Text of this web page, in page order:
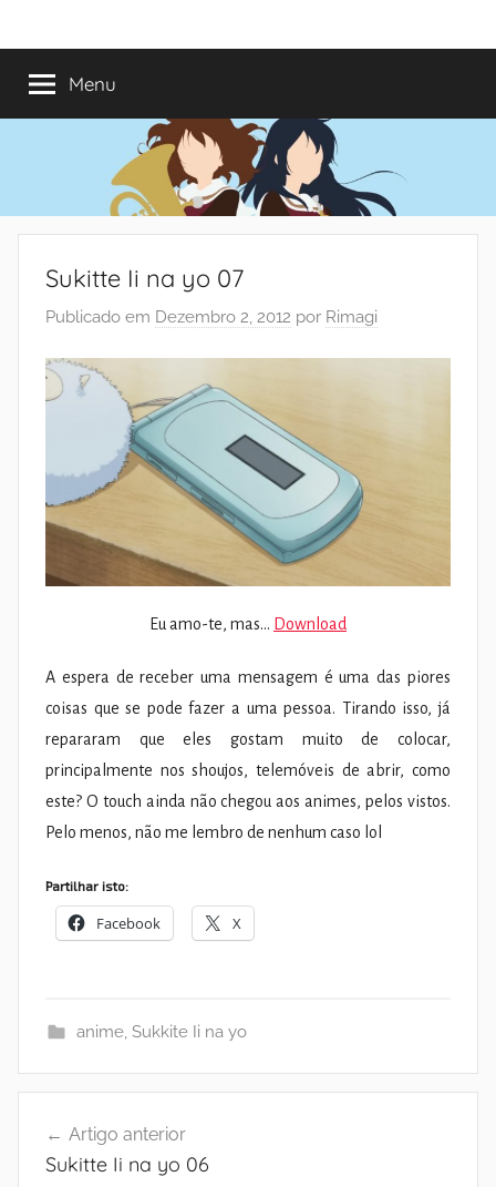
paraMundo
do
Shoujo
anos
a
romances
Menu
Sukitte Ii na yo 07
Publicado em Dezembro 2, 2012 por Rimagi
Eu amo-te, mas… Download
A espera de receber uma mensagem é uma das piores
coisas que se pode fazer a uma pessoa. Tirando isso, já
repararam que eles gostam muito de colocar,
principalmente nos shoujos, telemóveis de abrir, como
este? O touch ainda não chegou aos animes, pelos vistos.
Pelo menos, não me lembro de nenhum caso lol
Partilhar isto:
Facebook X
anime, Sukkite Ii na yo
de
Artigo anterior
Sukitte Ii na yo 06